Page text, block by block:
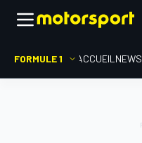
FORMULE 1 ACCUEIL NEWS